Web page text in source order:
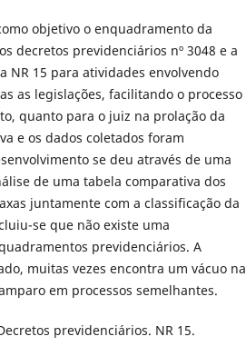
objetivo o enquadramento da
decretos previdenciários nº 3048 e a
NR 15 para atividades envolvendo
as legislações, facilitando o processo
quanto para o juiz na prolação da
e os dados coletados foram
se deu através de uma
de uma tabela comparativa dos
juntamente com a classificação da
se que não existe uma
previdenciários. A
muitas vezes encontra um vácuo na
em processos semelhantes.
previdenciários. NR 15.